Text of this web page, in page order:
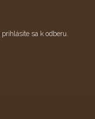
sa k odberu.